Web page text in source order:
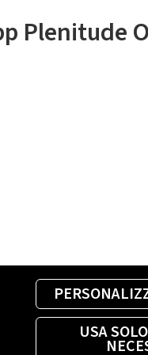
USA
Plenitude